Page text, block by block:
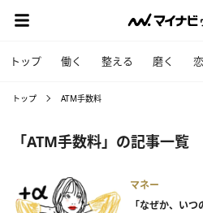
トップ 働く 整える 磨く
トップ ATM手数料
「ATM手数料」の記事一覧
マネー
「なぜか、い